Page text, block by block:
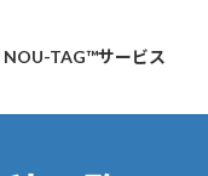
NOU-TAG™サービス